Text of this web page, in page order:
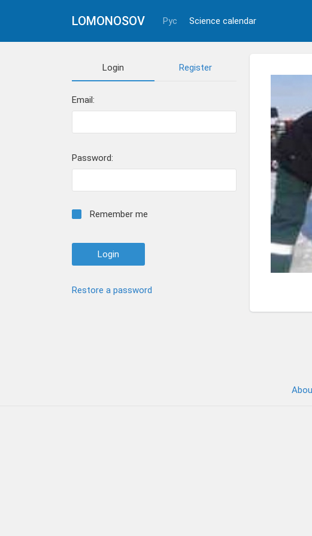
LOMONOSOV Рус Science calendar
Login Register
Email:
Password:
Remember me
Restore a password